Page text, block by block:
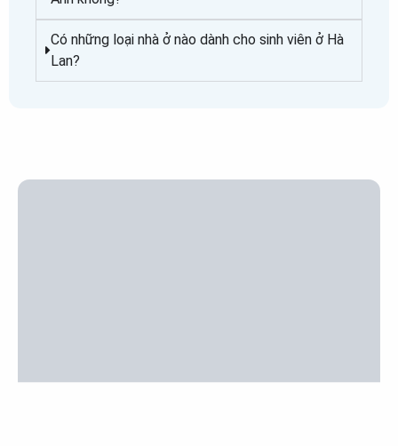
Có những loại nhà ở nào dành cho sinh viên ở Hà
Lan?